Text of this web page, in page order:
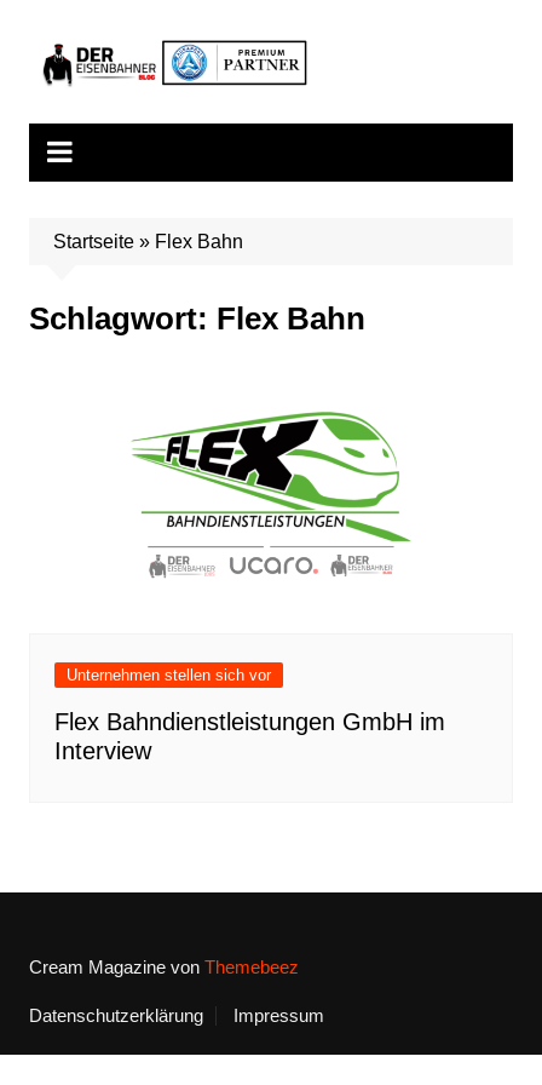
springen
Startseite» Flex Bahn
Schlagwort: Flex Bahn
Unternehmen stellen sich vor
Flex Bahndienstleistungen GmbH im
Interview
Cream Magazine von Themebeez
Datenschutzerklärung Impressum